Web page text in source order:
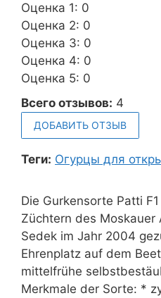
Оценка 1: 0
Оценка 2: 0
Оценка 3: 0
Оценка 4: 0
Оценка 5: 0
Всего отзывов: 4
ДОБАВИТЬ ОТЗЫВ
Теги: Огурцы для
Die Gurkensorte Patti
Züchtern des Moskauer
Sedek im Jahr 2004
Ehrenplatz auf dem
mittelfrühe
Merkmale der Sorte: *